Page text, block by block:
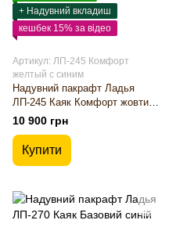
+ Надувний вкладиш
кешбек 15% за відео
Артикул: ЛП-245 Комфорт
желтый с синим
Надувний пакрафт Ладья
ЛП-245 Каяк Комфорт жовтий з
синім
10 900 грн
Купити